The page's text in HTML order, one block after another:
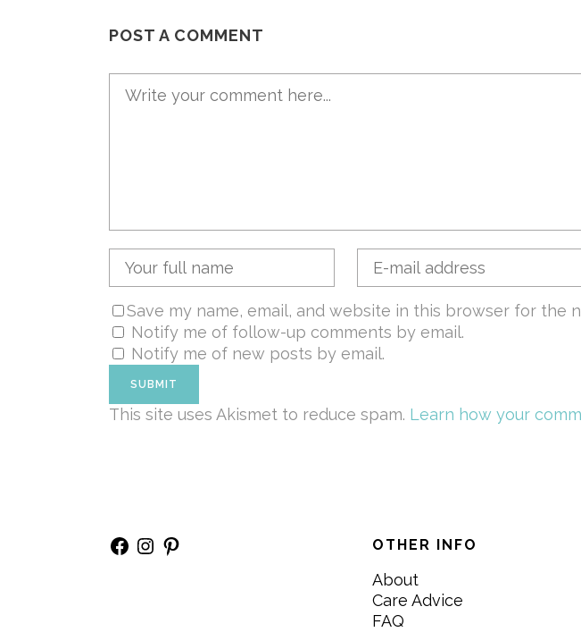
POST A COMMENT
Save my name, email, and website in this browser for the
Notify me of follow-up comments by email.
Notify me of new posts by email.
This site uses Akismet to reduce spam. Learn how your
Facebook
Instagram
Pinterest OTHER INFO
About
Care Advice
FAQ